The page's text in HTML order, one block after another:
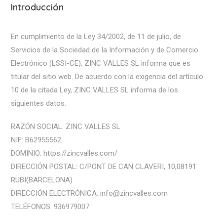
Introducción
En cumplimiento de la Ley 34/2002, de 11 de julio, de
Servicios de la Sociedad de la Información y de Comercio
Electrónico (LSSI-CE), ZINC VALLES SL informa que es
titular del sitio web. De acuerdo con la exigencia del artículo
10 de la citada Ley, ZINC VALLES SL informa de los
siguientes datos:
RAZÓN SOCIAL: ZINC VALLES SL
NIF: B62955562
DOMINIO: https://zincvalles.com/
DIRECCIÓN POSTAL: C/PONT DE CAN CLAVERI, 10,08191
RUBI(BARCELONA)
DIRECCIÓN ELECTRÓNICA: info@zincvalles.com
TELÉFONOS: 936979007